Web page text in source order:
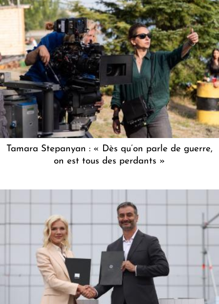
Tamara Stepanyan : « Dès qu’on parle de guerre,
on est tous des perdants »